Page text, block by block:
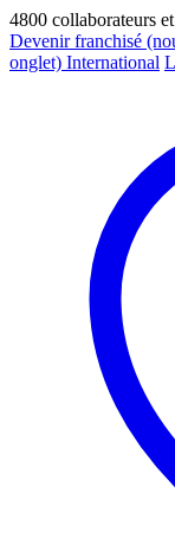
4800 collaborateurs
Devenir franchisé
onglet) International